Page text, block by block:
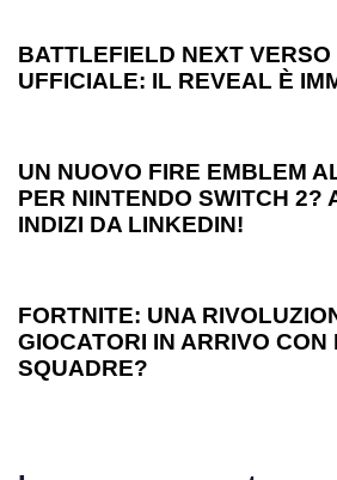
BATTLEFIELD NEXT VERSO
UFFICIALE: IL REVEAL È
UN NUOVO FIRE EMBLEM
PER NINTENDO SWITCH 2?
INDIZI DA LINKEDIN!
FORTNITE: UNA
GIOCATORI IN ARRIVO CON
SQUADRE?